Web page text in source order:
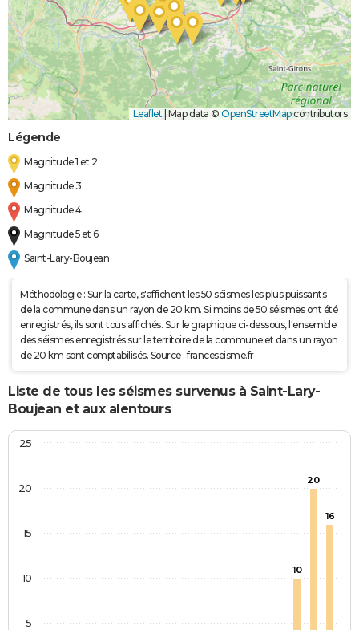
Leaflet | Map data © OpenStreetMapcontributors
Légende
Magnitude 1 et 2
Magnitude 3
Magnitude 4
Magnitude 5 et 6
Saint-Lary-Boujean
Méthodologie : Sur la carte, s'affichent les 50 séismes les plus puissants
de la commune dans un rayon de 20 km. Si moins de 50 séismes ont été
enregistrés, ils sont tous affichés. Sur le graphique ci-dessous, l'ensemble
des séismes enregistrés sur le territoire de la commune et dans un rayon
de 20 km sont comptabilisés. Source : franceseisme.fr
Liste de tous les séismes survenus à Saint-Lary-
Boujean et aux alentours
10
20
16
5
10
15
20
25